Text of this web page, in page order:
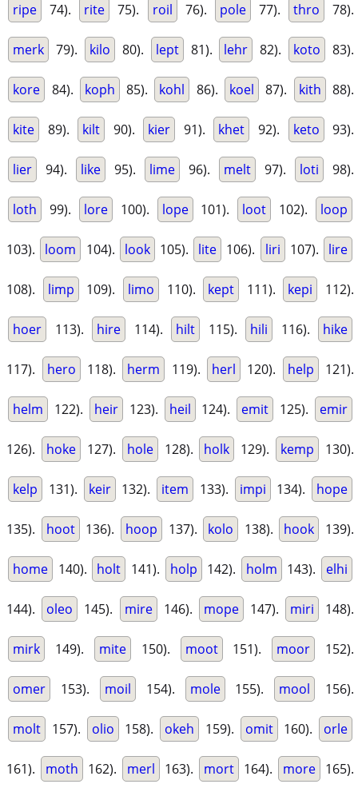
ripe 74). rite 75). roil 76). pole 77). thro 78).
merk 79). kilo 80). lept 81). lehr 82). koto 83).
kore 84). koph 85). kohl 86). koel 87). kith 88).
kite 89). kilt 90). kier 91). khet 92). keto 93).
lier 94). like 95). lime 96). melt 97). loti 98).
loth 99). lore 100). lope 101). loot 102). loop
103). loom 104). look 105). lite 106). liri 107). lire
108). limp 109). limo 110). kept 111). kepi 112).
hoer 113). hire 114). hilt 115). hili 116). hike
117). hero 118). herm 119). herl 120). help 121).
helm 122). heir 123). heil 124). emit 125). emir
126). hoke 127). hole 128). holk 129). kemp 130).
kelp 131). keir 132). item 133). impi 134). hope
135). hoot 136). hoop 137). kolo 138). hook 139).
home 140). holt 141). holp 142). holm 143). elhi
144). oleo 145). mire 146). mope 147). miri 148).
mirk 149). mite 150). moot 151). moor 152).
omer 153). moil 154). mole 155). mool 156).
molt 157). olio 158). okeh 159). omit 160). orle
161). moth 162). merl 163). mort 164). more 165).